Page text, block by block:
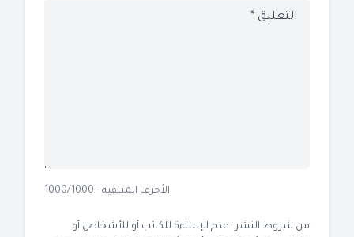
الأحرف المتبقية - 1000/1000
من شروط النشر : عدم الإساءة للكاتب أو للأشخاص أو